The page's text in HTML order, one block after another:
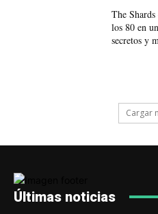
The
los 80 en
secretos y
Cargar
Últimas noticias